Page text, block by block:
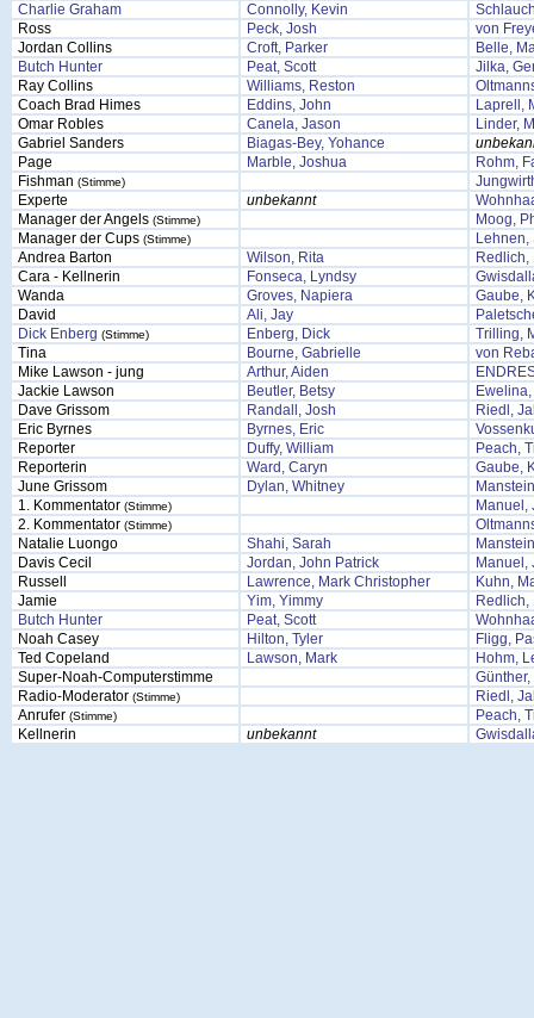
Charlie Graham
Connolly, Kevin
Ross
Peck, Josh
von
Jordan Collins
Croft, Parker
Belle,
Butch Hunter
Peat, Scott
Jilka,
Ray Collins
Williams, Reston
Coach Brad Himes
Eddins, John
Laprell,
Omar Robles
Canela, Jason
Linder,
Gabriel Sanders
Biagas-Bey, Yohance
Page
Marble, Joshua
Rohm,
Fishman (Stimme)
Experte
unbekannt
Manager der Angels (Stimme)
Moog,
Manager der Cups (Stimme)
Lehnen,
Andrea Barton
Wilson, Rita
Redlich,
Cara - Kellnerin
Fonseca, Lyndsy
Wanda
Groves, Napiera
Gaube,
David
Ali, Jay
Dick Enberg (Stimme) Enberg, Dick
Trilling,
Tina
Bourne, Gabrielle
von
Mike Lawson - jung
Arthur, Aiden
Jackie Lawson
Beutler, Betsy
Dave Grissom
Randall, Josh
Riedl,
Eric Byrnes
Byrnes, Eric
Reporter
Duffy, William
Peach,
Reporterin
Ward, Caryn
Gaube,
June Grissom
Dylan, Whitney
1. Kommentator (Stimme)
Manuel,
2. Kommentator (Stimme)
Natalie Luongo
Shahi, Sarah
Davis Cecil
Jordan, John Patrick
Manuel,
Russell
Lawrence, Mark Christopher
Kuhn,
Jamie
Yim, Yimmy
Redlich,
Butch Hunter
Peat, Scott
Noah Casey
Hilton, Tyler
Fligg,
Ted Copeland
Lawson, Mark
Hohm,
Super-Noah-Computerstimme
Günther,
Radio-Moderator (Stimme)
Riedl,
Anrufer (Stimme)
Peach,
Kellnerin
unbekannt